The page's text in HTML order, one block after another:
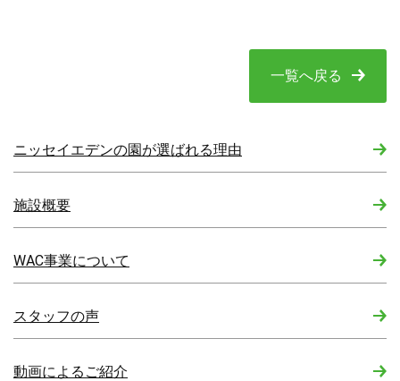
一覧へ戻る
ニッセイエデンの園が選ばれる理由
施設概要
WAC事業について
スタッフの声
動画によるご紹介